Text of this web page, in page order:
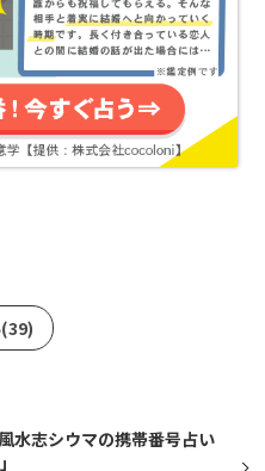
水志シウマの携帯番号占い